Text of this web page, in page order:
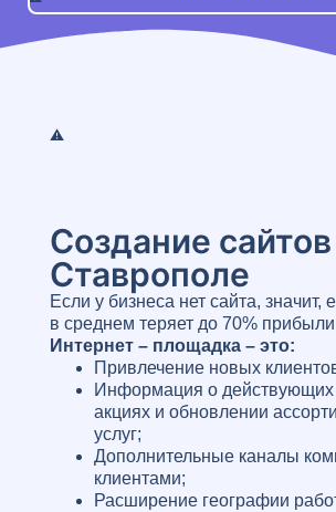
Создание сайтов
Ставрополе
Если у бизнеса нет сайта, значит,
в среднем теряет до 70%
Интернет – площадка – это:
Привлечение новых
Информация о действующих
акциях и обновлении
услуг;
Дополнительные каналы
клиентами;
Расширение географии